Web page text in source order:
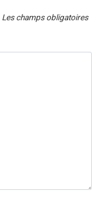
Les champs obligatoires